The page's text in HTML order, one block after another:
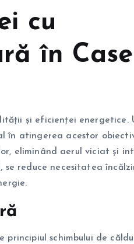
cu
în Case
și eficienței energetice.
în atingerea acestor
eliminând aerul viciat și
reduce necesitatea
principiul schimbului de